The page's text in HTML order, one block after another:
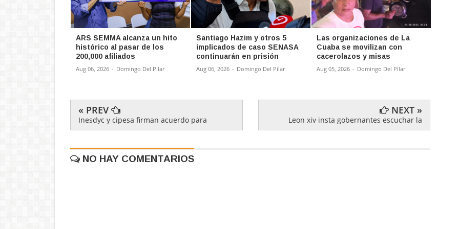
ARS SEMMA alcanza un hito
histórico al pasar de los
200,000 afiliados
Aug 06, 2026 - Domingo Del Pilar
Santiago Hazim y otros 5
implicados de caso SENASA
continuarán en prisión
Aug 06, 2026 - Domingo Del Pilar
Las organizaciones de La
Cuaba se movilizan con
cacerolazos y misas
Aug 05, 2026 - Domingo Del Pilar
« PREV
Inesdyc y cipesa firman acuerdo para
NEXT »
Leon xiv insta gobernantes escuchar la
NO HAY COMENTARIOS